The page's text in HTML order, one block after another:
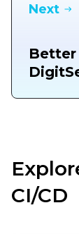
Next
Better
CI/CD